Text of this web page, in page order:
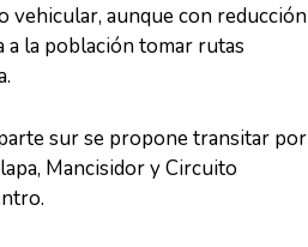
vehicular, aunque con reducción
a la población tomar rutas
sur se propone transitar por
Mancisidor y Circuito